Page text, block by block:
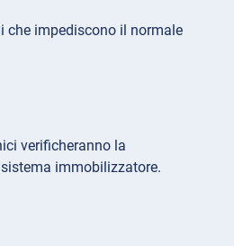
che impediscono il normale
verificheranno la
immobilizzatore.